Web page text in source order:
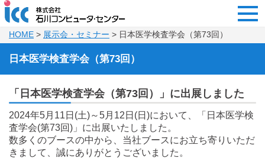
HOME > 展示会・セミナー > 日本医学検査学会（第73回）
日本医学検査学会（第73回）
「日本医学検査学会（第73回）」に出展しました
2024年5月11日(土)～5月12日(日)において、「日本医学検
査学会(第73回)」に出展いたしました。
数多くのブースの中から、当社ブースにお立ち寄りいただ
きまして、誠にありがとうございました。